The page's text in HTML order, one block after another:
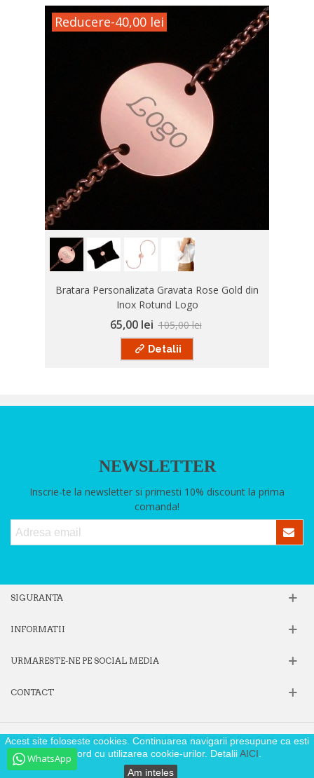
WhatsApp
Reducere-40,00 lei
Bratara Personalizata Gravata Rose Gold din
Inox Rotund Logo
65,00 lei 105,00 lei
Detalii
NEWSLETTER
Inscrie-te la newsletter si primesti 10% discount la prima
comanda!
SIGURANTA
INFORMATII
URMARESTE-NE PE SOCIAL MEDIA
CONTACT
Acest site foloseste cookies. Continuarea navigarii presupune ca esti
de acord cu utilizarea cookie-urilor. DetaliiAICI
Am inteles
Website operat de Fox Society SRL, Cod Fiscal 39605806, Reg. Com.
J40/9871/2018